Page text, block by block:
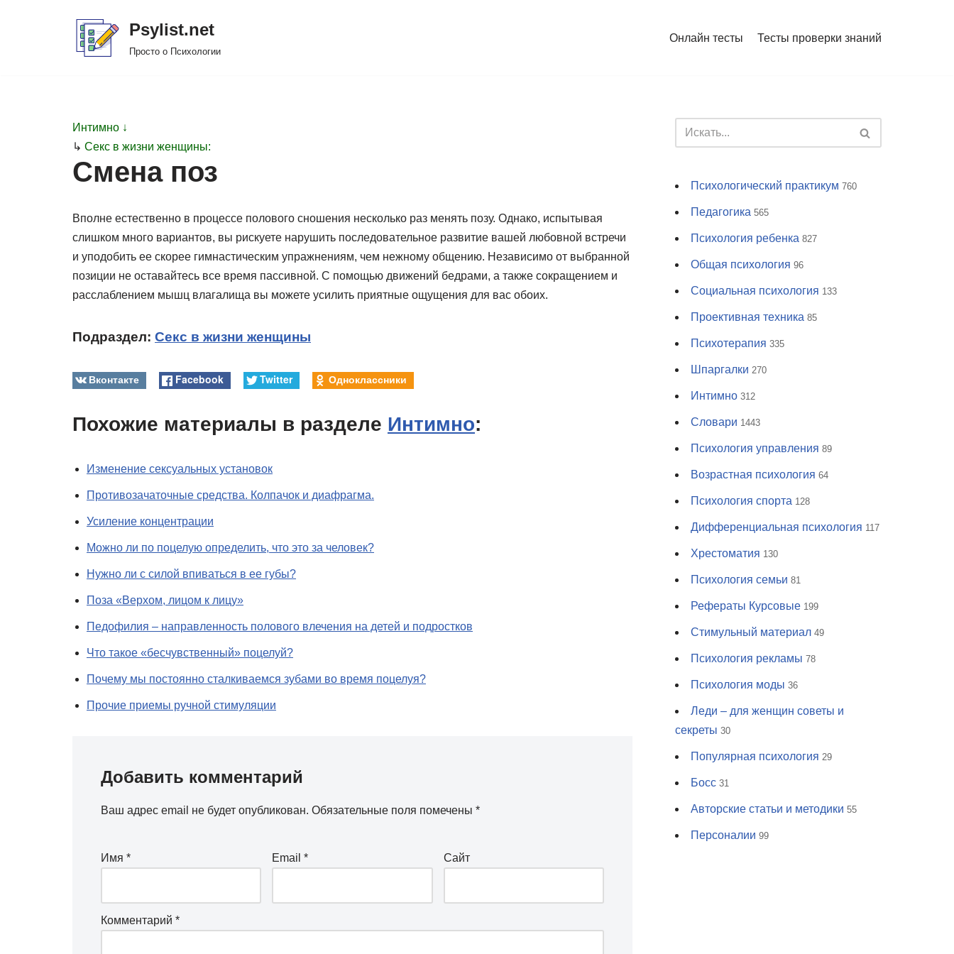
Psylist.net
Просто о Психологии
Онлайн тесты Тесты проверки знаний
Интимно ↓
↳ Секс в жизни женщины:
Смена поз
Вполне естественно в процессе полового сношения несколько раз менять позу. Однако, испытывая
слишком много вариантов, вы рискуете нарушить последовательное развитие вашей любовной встречи
и уподобить ее скорее гимнастическим упражнениям, чем нежному общению. Независимо от выбранной
позиции не оставайтесь все время пассивной. С помощью движений бедрами, а также сокращением и
расслаблением мышц влагалища вы можете усилить приятные ощущения для вас обоих.
Подраздел: Секс в жизни женщины
Вконтакте Facebook Twitter Одноклассники
Похожие материалы в разделе Интимно:
Изменение сексуальных установок
Противозачаточные средства. Колпачок и диафрагма.
Усиление концентрации
Можно ли по поцелую определить, что это за человек?
Нужно ли с силой впиваться в ее губы?
Поза «Верхом, лицом к лицу»
Педофилия – направленность полового влечения на детей и подростков
Что такое «бесчувственный» поцелуй?
Почему мы постоянно сталкиваемся зубами во время поцелуя?
Прочие приемы ручной стимуляции
Добавить комментарий
Ваш адрес email не будет опубликован. Обязательные поля помечены *
Имя * Email* Сайт
Комментарий *
Психологический практикум 760
Педагогика 565
Психология ребенка 827
Общая психология 96
Социальная психология 133
Проективная техника 85
Психотерапия 335
Шпаргалки 270
Интимно 312
Словари 1443
Психология управления 89
Возрастная психология 64
Психология спорта 128
Дифференциальная психология 117
Хрестоматия 130
Психология семьи 81
Рефераты Курсовые 199
Стимульный материал 49
Психология рекламы 78
Психология моды 36
Леди – для женщин советы и
секреты 30
Популярная психология 29
Босс 31
Авторские статьи и методики 55
Персоналии 99